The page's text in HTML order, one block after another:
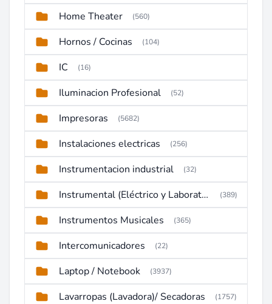
Home Theater (560)
Hornos / Cocinas (104)
IC (16)
Iluminacion Profesional (52)
Impresoras (5682)
Instalaciones electricas (256)
Instrumentacion industrial (32)
Instrumental (Eléctrico y Laboratorio) (389)
Instrumentos Musicales (365)
Intercomunicadores (22)
Laptop / Notebook (3937)
Lavarropas (Lavadora)/ Secadoras (1757)